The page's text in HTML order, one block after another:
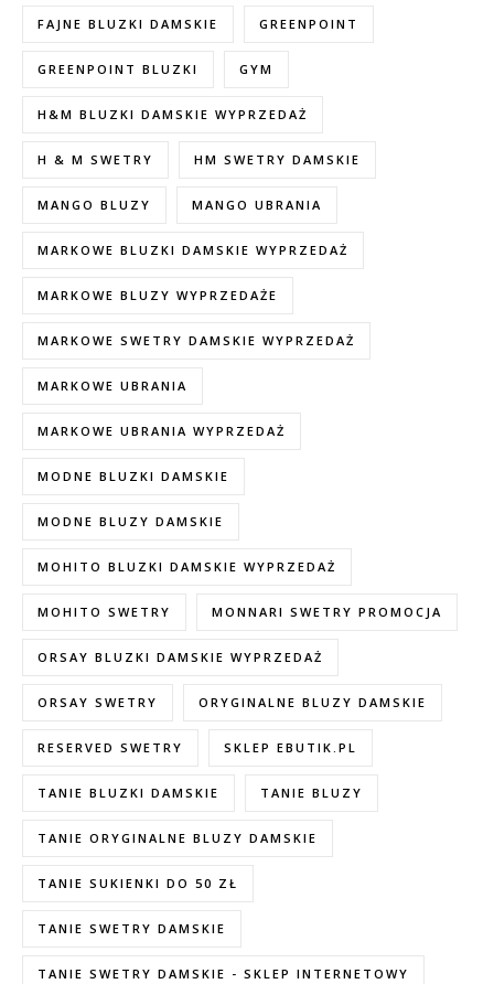
FAJNE BLUZKI DAMSKIE GREENPOINT
GREENPOINT BLUZKI GYM
H&M BLUZKI DAMSKIE WYPRZEDAŻ
H & M SWETRY HM SWETRY DAMSKIE
MANGO BLUZY MANGO UBRANIA
MARKOWE BLUZKI DAMSKIE WYPRZEDAŻ
MARKOWE BLUZY WYPRZEDAŻE
MARKOWE SWETRY DAMSKIE WYPRZEDAŻ
MARKOWE UBRANIA
MARKOWE UBRANIA WYPRZEDAŻ
MODNE BLUZKI DAMSKIE
MODNE BLUZY DAMSKIE
MOHITO BLUZKI DAMSKIE WYPRZEDAŻ
MOHITO SWETRY MONNARI SWETRY PROMOCJA
ORSAY BLUZKI DAMSKIE WYPRZEDAŻ
ORSAY SWETRY ORYGINALNE BLUZY DAMSKIE
RESERVED SWETRY SKLEP EBUTIK.PL
TANIE BLUZKI DAMSKIE TANIE BLUZY
TANIE ORYGINALNE BLUZY DAMSKIE
TANIE SUKIENKI DO 50 ZŁ
TANIE SWETRY DAMSKIE
TANIE SWETRY DAMSKIE - SKLEP INTERNETOWY